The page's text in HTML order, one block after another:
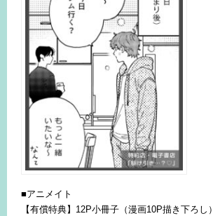
■アニメイト
【有償特典】12P小冊子（漫画10P描き下ろし）